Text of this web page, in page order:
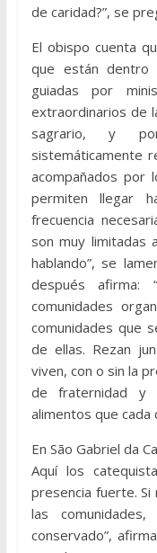
de caridad?”, se
El obispo cuenta
que están
guiadas por
extraordinarios de
sagrario, y
sistemáticamente
acompañados por
permiten llegar
frecuencia
son muy limitadas
hablando”, se
después afirma:
comunidades
comunidades que
de ellas. Rezan
viven, con o sin la
de fraternidad y
alimentos que cada
En São Gabriel da
Aquí los
presencia fuerte.
las
conservado”,